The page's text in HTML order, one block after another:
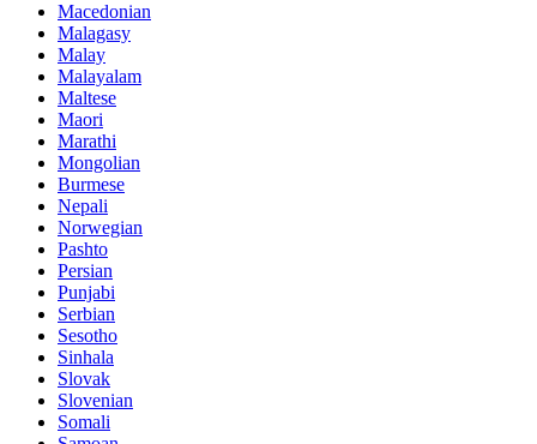
Macedonian
Malagasy
Malay
Malayalam
Maltese
Maori
Marathi
Mongolian
Burmese
Nepali
Norwegian
Pashto
Persian
Punjabi
Serbian
Sesotho
Sinhala
Slovak
Slovenian
Somali